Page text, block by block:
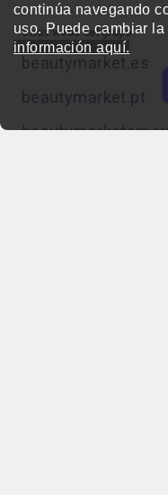
continúa navegando
uso. Puede cambiar
información aquí.
Otras webs del grupo
beautymarket.es
beautymarket.pt